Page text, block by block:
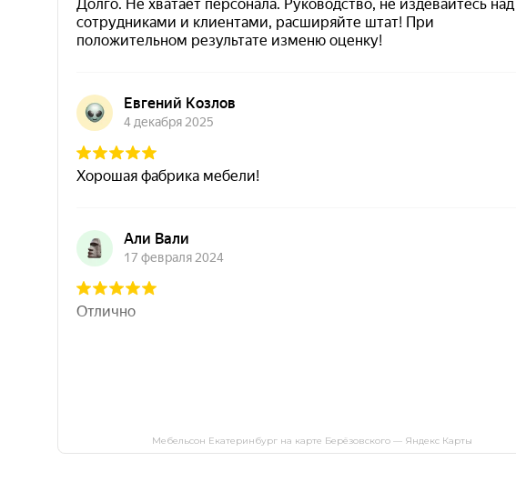
Мебельсон Екатеринбург на карте Берёзовского — Яндекс Карты